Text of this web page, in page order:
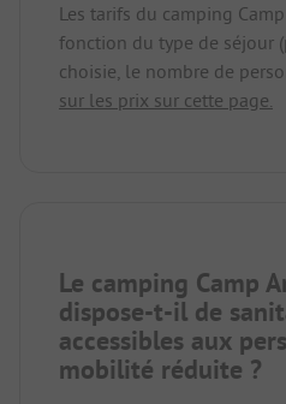
Les tarifs du camping
fonction du type de séjour
choisie, le nombre de
sur les prix sur cette page.
Le camping Camp
dispose-t-il de
accessibles aux
mobilité réduite ?